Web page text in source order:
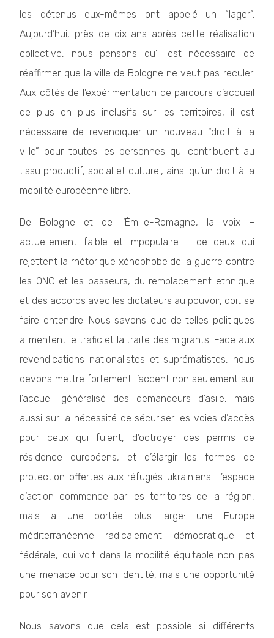
les détenus eux-mêmes ont appelé un “lager”.
Aujourd’hui, près de dix ans après cette réalisation
collective, nous pensons qu’il est nécessaire de
réaffirmer que la ville de Bologne ne veut pas reculer.
Aux côtés de l’expérimentation de parcours d’accueil
de plus en plus inclusifs sur les territoires, il est
nécessaire de revendiquer un nouveau “droit à la
ville” pour toutes les personnes qui contribuent au
tissu productif, social et culturel, ainsi qu’un droit à la
mobilité européenne libre.
De Bologne et de l’Émilie-Romagne, la voix –
actuellement faible et impopulaire – de ceux qui
rejettent la rhétorique xénophobe de la guerre contre
les ONG et les passeurs, du remplacement ethnique
et des accords avec les dictateurs au pouvoir, doit se
faire entendre. Nous savons que de telles politiques
alimentent le trafic et la traite des migrants. Face aux
revendications nationalistes et suprématistes, nous
devons mettre fortement l’accent non seulement sur
l’accueil généralisé des demandeurs d’asile, mais
aussi sur la nécessité de sécuriser les voies d’accès
pour ceux qui fuient, d’octroyer des permis de
résidence européens, et d’élargir les formes de
protection offertes aux réfugiés ukrainiens. L’espace
d’action commence par les territoires de la région,
mais a une portée plus large: une Europe
méditerranéenne radicalement démocratique et
fédérale, qui voit dans la mobilité équitable non pas
une menace pour son identité, mais une opportunité
pour son avenir.
Nous savons que cela est possible si différents